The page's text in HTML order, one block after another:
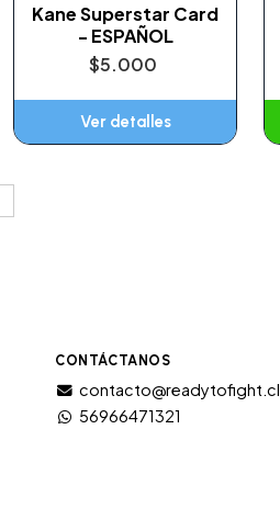
Kane Superstar Card
- ESPAÑOL
$5.000
Ver detalles
CONTÁCTANOS
contacto@readytofight.cl
56966471321